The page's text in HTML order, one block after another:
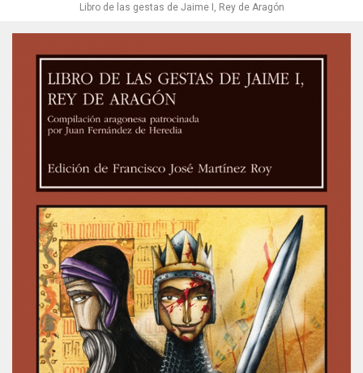
Libro de las gestas de Jaime I, Rey de Aragón